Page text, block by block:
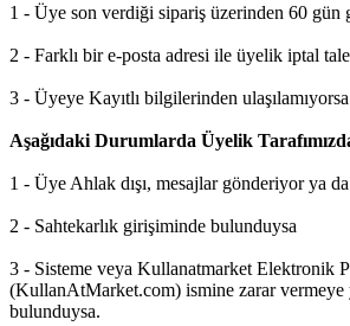
1 - Üye son verdiği sipariş üzerinden 60 gün
2 - Farklı bir e-posta adresi ile üyelik iptal
3 - Üyeye Kayıtlı bilgilerinden ulaşılamıyorsa
Aşağıdaki Durumlarda Üyelik
1 - Üye Ahlak dışı, mesajlar gönderiyor ya
2 - Sahtekarlık girişiminde bulunduysa
3 - Sisteme veya Kullanatmarket Elektronik
(KullanAtMarket.com) ismine zarar
bulunduysa.